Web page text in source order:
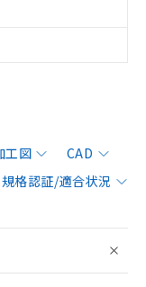
工図
CAD
規格認証/適合状況